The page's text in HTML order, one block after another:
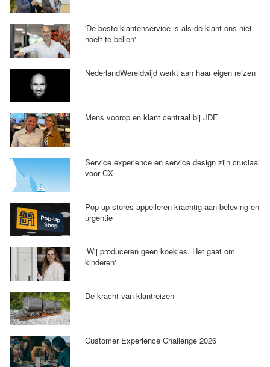
'De beste klantenservice is als de klant ons niet
hoeft te bellen'
NederlandWereldwijd werkt aan haar eigen reizen
Mens voorop en klant centraal bij JDE
Service experience en service design zijn cruciaal
voor CX
Pop-up stores appelleren krachtig aan beleving en
urgentie
‘Wij produceren geen koekjes. Het gaat om
kinderen'
De kracht van klantreizen
Customer Experience Challenge 2026